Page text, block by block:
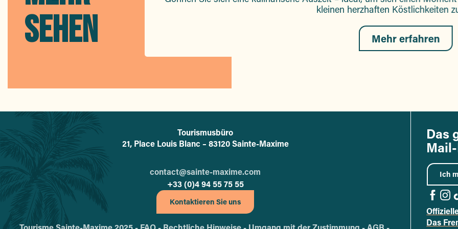
SEHEN
kleinen herzhaften Köstlichkeiten
Mehr erfahren
L'office de tourisme de Sainte-Maxime
Tourismusbüro
21, Place Louis Blanc – 83120 Sainte-Maxime
contact@sainte-maxime.com
+33 (0)4 94 55 75 55
Kontaktieren Sie uns
Das
Ich
Zur
Das